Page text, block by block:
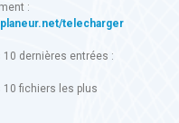
:
telecharger
10 dernières entrées :
10 fichiers les plus